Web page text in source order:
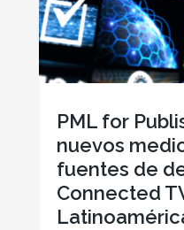
PML for
nuevos
fuentes de
Connected